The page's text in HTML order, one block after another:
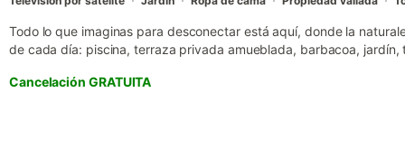
Todo lo que imaginas para desconectar está aquí, donde la
de cada día: piscina, terraza privada amueblada, barbacoa,
minutos del centro histórico. Situada en un rincón tranquilo en la
Málaga ciudad, entre mangos, aguacates y aroma mediterráneo,
parece ir más despacio. Despierta con el canto de los pájaros,
Cancelación GRATUITA